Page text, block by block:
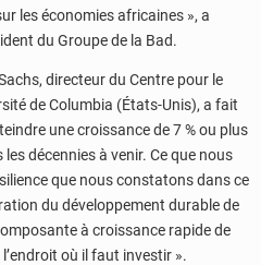
les économies africaines », a
du Groupe de la Bad.
directeur du Centre pour le
de Columbia (États-Unis), a fait
une croissance de 7 % ou plus
décennies à venir. Ce que nous
que nous constatons dans ce
du développement durable de
à croissance rapide de
l’endroit où il faut investir ».